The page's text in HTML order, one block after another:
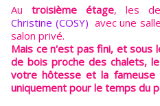
Au troisième étage, les
Christine (COSY) avec une
salon privé.
Mais ce n'est pas fini, et sous
de bois proche des chalets,
votre hôtesse et la fameuse
uniquement pour le temps du